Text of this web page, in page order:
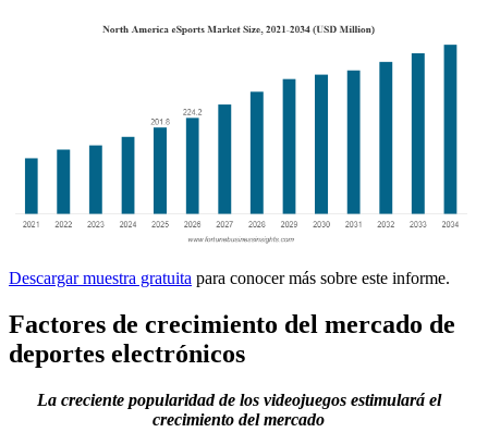
Descargar muestra gratuita para conocer más sobre este informe.
Factores de crecimiento del mercado de
deportes electrónicos
La creciente popularidad de los videojuegos estimulará el
crecimiento del mercado